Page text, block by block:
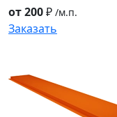
от 200₽ /м.п.
Заказать